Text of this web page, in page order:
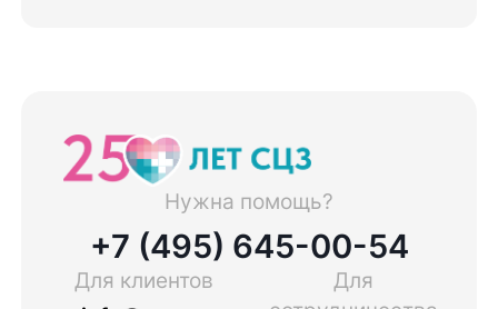
Нужна помощь?
+7 (495) 645-00-54
Для клиентов
Для